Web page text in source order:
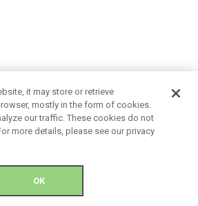
it may store or retrieve
mostly in the form of cookies.
our traffic. These cookies do not
more details, please see our privacy
OK